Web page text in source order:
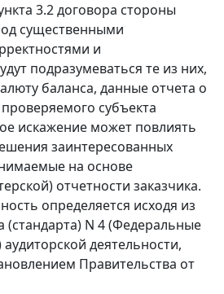
3.2 договора стороны
существенными
и
подразумеваться те из них,
баланса, данные отчета о
субъекта
искажение может повлиять
заинтересованных
на основе
отчетности заказчика.
определяется исходя из
(стандарта) N 4(Федеральные
деятельности,
Правительства от